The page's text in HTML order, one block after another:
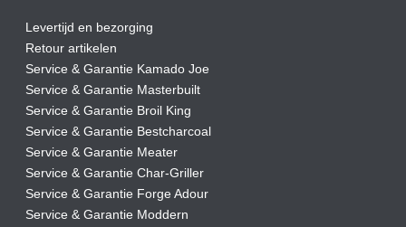
Levertijd en bezorging
Retour artikelen
Service & Garantie Kamado Joe
Service & Garantie Masterbuilt
Service & Garantie Broil King
Service & Garantie Bestcharcoal
Service & Garantie Meater
Service & Garantie Char-Griller
Service & Garantie Forge Adour
Service & Garantie Moddern